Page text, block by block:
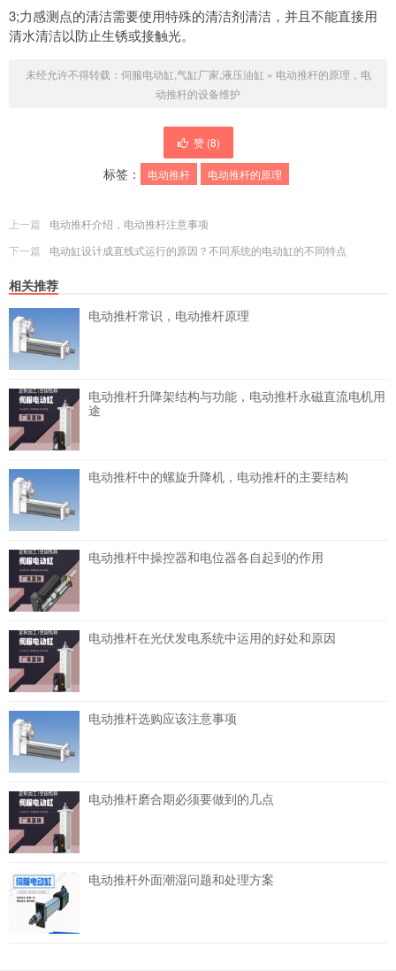
3;力感测点的清洁需要使用特殊的清洁剂清洁，并且不能直接用
清水清洁以防止生锈或接触光。
未经允许不得转载： 伺服电动缸,气缸厂家,液压油缸 » 电动推杆的原理，电
动推杆的设备维护
赞 (8)
标签： 电动推杆 电动推杆的原理
上一篇
电动推杆介绍，电动推杆注意事项
下一篇
电动缸设计成直线式运行的原因？不同系统的电动缸的不同特点
相关推荐
电动推杆常识，电动推杆原理
电动推杆升降架结构与功能，电动推杆永磁直流电机用
途
电动推杆中的螺旋升降机，电动推杆的主要结构
电动推杆中操控器和电位器各自起到的作用
电动推杆在光伏发电系统中运用的好处和原因
电动推杆选购应该注意事项
电动推杆磨合期必须要做到的几点
电动推杆外面潮湿问题和处理方案